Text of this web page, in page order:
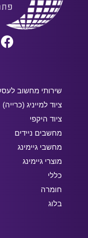
שירותי מחשוב
ציוד למייניג (כרייה)
ציוד היקפי
מחשבים ניידים
מחשבי גיימינג
מוצרי גיימינג
כללי
חומרה
בלוג